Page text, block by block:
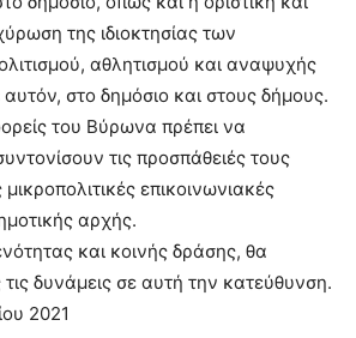
της ιδιοκτησίας των
αθλητισμού και αναψυχής
στο δημόσιο και στους δήμους.
του Βύρωνα πρέπει να
τις προσπάθειές τους
επικοινωνιακές
αρχής.
και κοινής δράσης, θα
δυνάμεις σε αυτή την κατεύθυνση.
2021